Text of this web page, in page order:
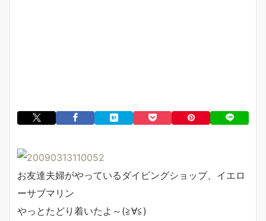
お友達夫婦がやっているダイビングショップ、イエロ
ーサブマリン
やっとたどり着いたよ～(≧∀≦)